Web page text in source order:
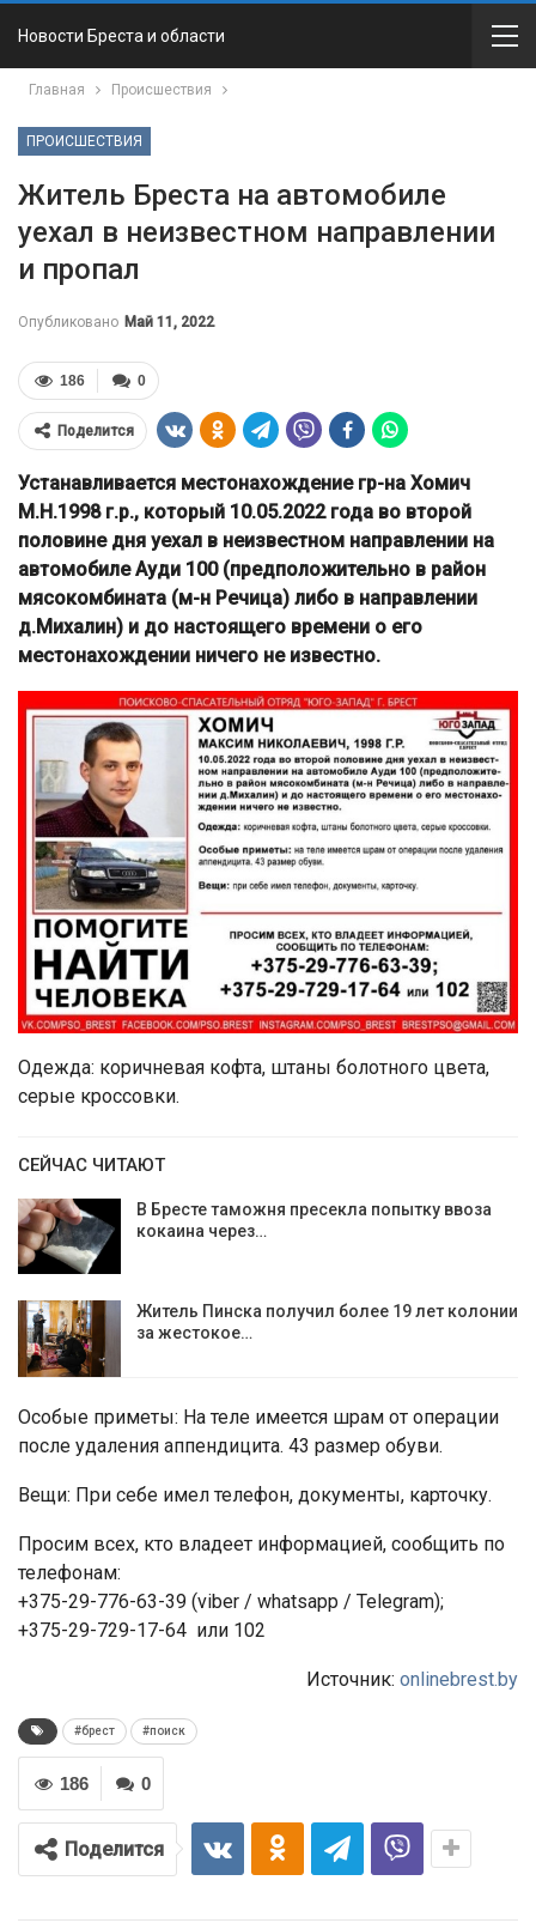
Новости Бреста и области
Главная Происшествия
ПРОИСШЕСТВИЯ
Житель Бреста на автомобиле
уехал в неизвестном направлении
и пропал
Опубликовано Май 11, 2022
0
186
Поделится
Устанавливается местонахождение гр-на Хомич
М.Н.1998 г.р., который 10.05.2022 года во второй
половине дня уехал в неизвестном направлении на
автомобиле Ауди 100 (предположительно в район
мясокомбината (м-н Речица) либо в направлении
д.Михалин) и до настоящего времени о его
местонахождении ничего не известно.
Одежда: коричневая кофта, штаны болотного цвета,
серые кроссовки.
СЕЙЧАС ЧИТАЮТ
В Бресте таможня пресекла попытку ввоза
кокаина через…
Житель Пинска получил более 19 лет колонии
за жестокое…
Особые приметы: На теле имеется шрам от операции
после удаления аппендицита. 43 размер обуви.
Вещи: При себе имел телефон, документы, карточку.
Просим всех, кто владеет информацией, сообщить по
телефонам:
+375-29-776-63-39 (viber / whatsapp / Telegram);
+375-29-729-17-64 или 102
Источник: onlinebrest.by
#брест #поиск
0
186
Поделится